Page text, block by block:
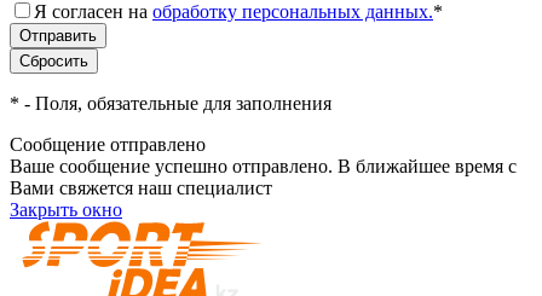
Я согласен на обработку персональных данных.*
* - Поля, обязательные для заполнения
Сообщение отправлено
Ваше сообщение успешно отправлено. В ближайшее время с
Вами свяжется наш специалист
Закрыть окно